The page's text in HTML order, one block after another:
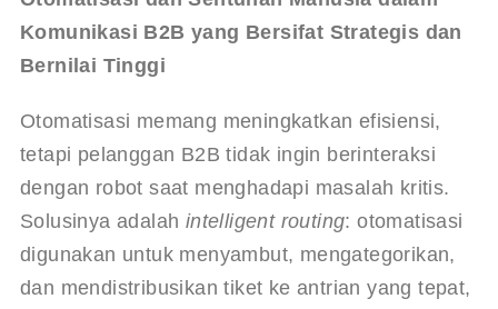
Komunikasi B2B yang Bersifat Strategis dan
Bernilai Tinggi
Otomatisasi memang meningkatkan efisiensi,
tetapi pelanggan B2B tidak ingin berinteraksi
dengan robot saat menghadapi masalah kritis.
Solusinya adalah intelligent routing: otomatisasi
digunakan untuk menyambut, mengategorikan,
dan mendistribusikan tiket ke antrian yang tepat,